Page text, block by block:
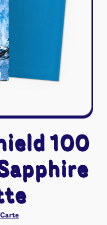
jeu
100